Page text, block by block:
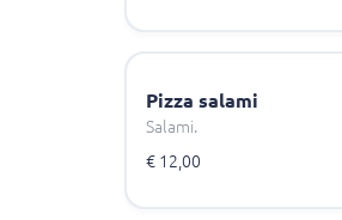
Pizza salami
Salami.
€ 12,00